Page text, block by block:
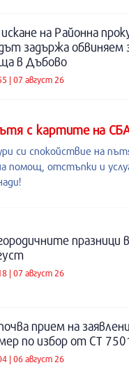
на Районна
задържа обвиняем
в Дъбово
| 07 август 26
с картите на
си спокойствие на
помощ, отстъпки и
празници
| 07 август 26
прием на
по избор от СТ
| 06 август 26